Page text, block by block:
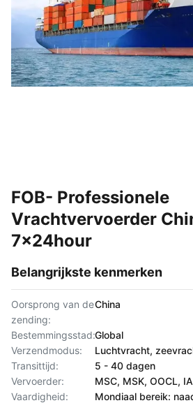
FOB- Professionele
Vrachtvervoerder
7x24hour
Belangrijkste kenmerken
Oorsprong van de
zending:
China
Bestemmingsstad:Global
Verzendmodus:
Luchtvracht,
Transittijd:
5 - 40 dagen
Vervoerder:
MSC, MSK, OOCL,
Vaardigheid:
Mondiaal bereik: